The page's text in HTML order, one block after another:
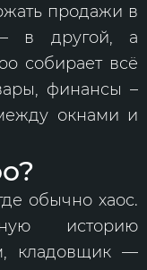
продажи в
в другой, а
собирает всё
финансы –
окнами и
обычно хаос.
историю
кладовщик —